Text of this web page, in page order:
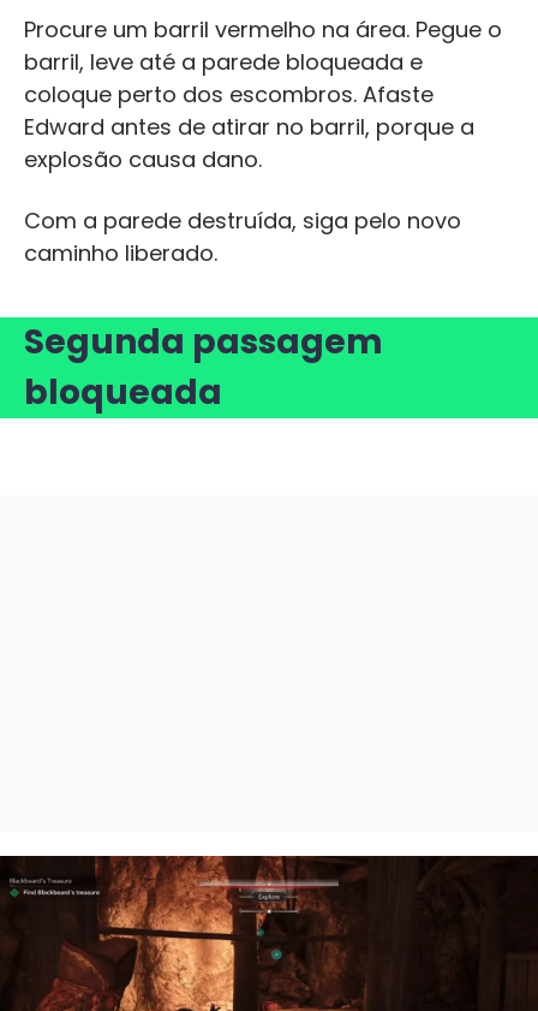
Procure um barril vermelho na área. Pegue o
barril, leve até a parede bloqueada e
coloque perto dos escombros. Afaste
Edward antes de atirar no barril, porque a
explosão causa dano.
Com a parede destruída, siga pelo novo
caminho liberado.
Segunda passagem
bloqueada